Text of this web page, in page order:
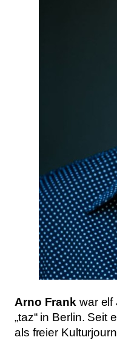
Arno Frank war elf
„taz“ in Berlin. Seit
als freier